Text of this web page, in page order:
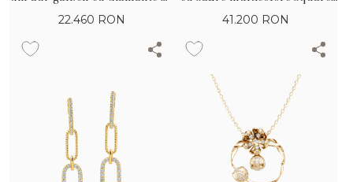
0.68ct
22.460 RON
de 9.18ct
41.200 RON